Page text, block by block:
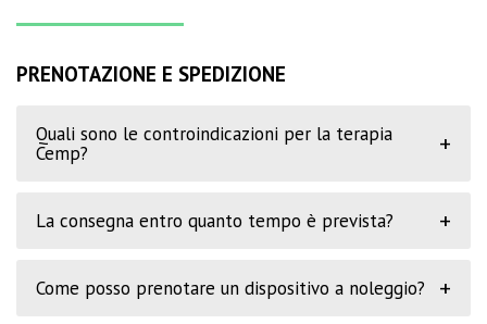
PRENOTAZIONE E SPEDIZIONE
Quali sono le controindicazioni per la terapia
Cemp?
+
La consegna entro quanto tempo è prevista? +
Come posso prenotare un dispositivo a noleggio? +